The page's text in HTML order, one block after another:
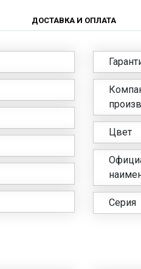
ДОСТАВКА И ОПЛАТА
Цвет
Серия